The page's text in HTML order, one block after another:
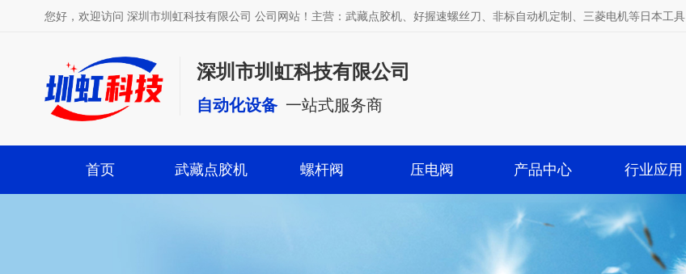
您好，欢迎访问 深圳市圳虹科技有限公司 公司网站！主营：武藏点胶机、好握速螺丝刀、非标自动机定制、三菱电机等日本工具
深圳市圳虹科技有限公司
自动化设备 一站式服务商
首页 武藏点胶机 螺杆阀 压电阀 产品中心 行业应用